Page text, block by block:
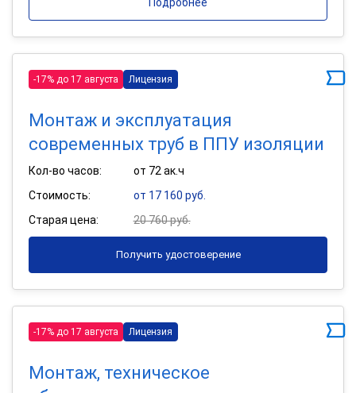
-17% до 17 августа Лицензия
Монтаж и эксплуатация
современных труб в ППУ изоляции
Кол-во часов:
от 72 ак.ч
Стоимость:
от 17 160 руб.
Старая цена:
20 760 руб.
Получить удостоверение
-17% до 17 августа Лицензия
Монтаж, техническое